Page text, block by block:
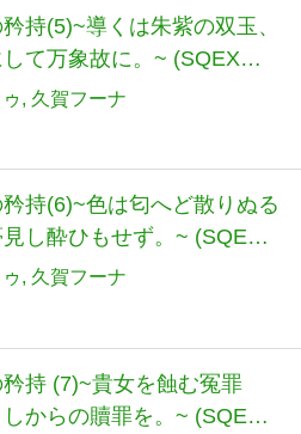
持(5)~導くは朱紫の双玉、
て万象故に。~ (SQEXノ
久賀フーナ
持(6)~色は匂へど散りぬる
し酔ひもせず。~ (SQEX
久賀フーナ
持 (7)~貴女を蝕む冤罪
からの贖罪を。~ (SQEX